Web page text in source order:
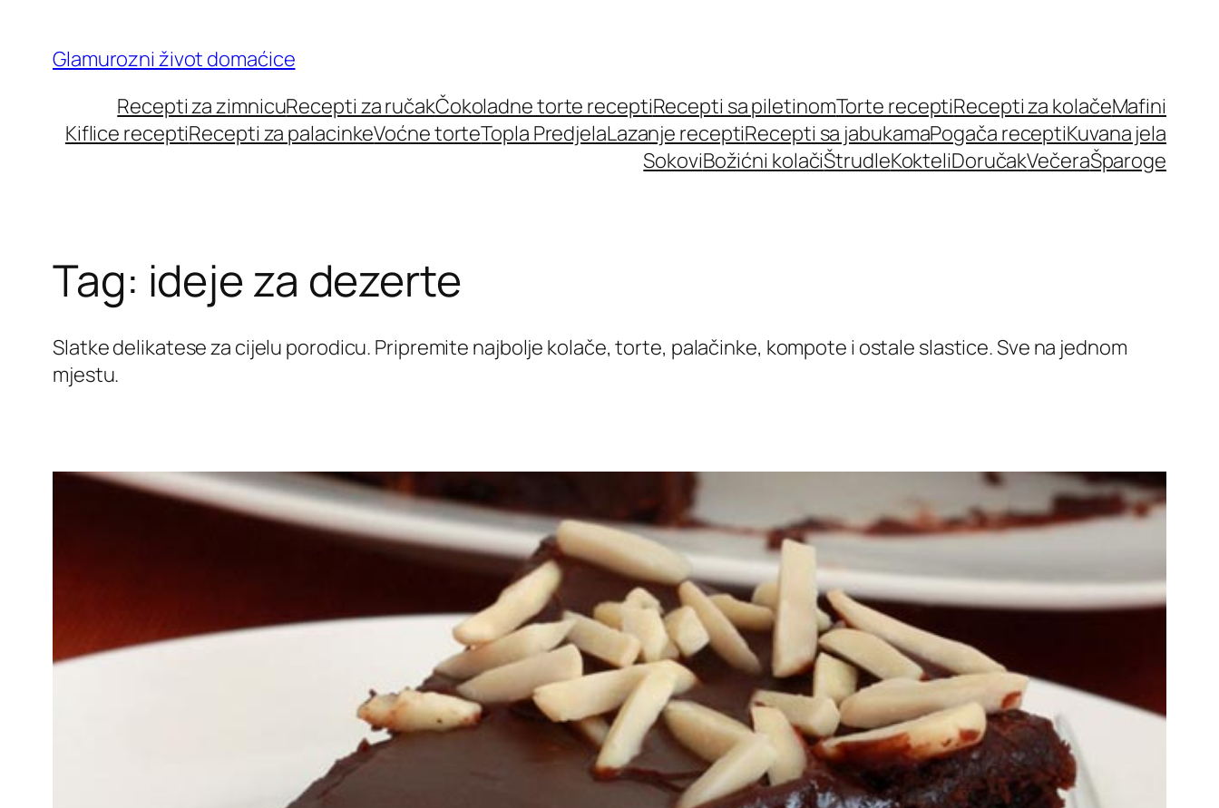
content
Glamurozni život domaćice
Recepti za zimnicuRecepti za ručakČokoladne torte receptiRecepti sa piletinomTorte receptiRecepti za kolačeMafini
Kiflice receptiRecepti za palacinkeVoćne torteTopla PredjelaLazanje receptiRecepti sa jabukamaPogača receptiKuvana jela
SokoviBožićni kolačiŠtrudleKokteliDoručakVečeraŠparoge
Tag: ideje za dezerte
Slatke delikatese za cijelu porodicu. Pripremite najbolje kolače, torte, palačinke, kompote i ostale slastice. Sve na jednom
mjestu.